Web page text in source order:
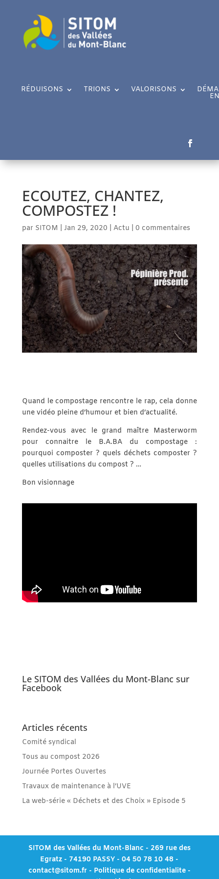
RÉDUISONS TRIONS VALORISONS
ECOUTEZ, CHANTEZ,
COMPOSTEZ !
par SITOM Jan 29, 2020 Actu 0 commentaires
Quand le compostage rencontre le rap, cela donne
une vidéo pleine d’humour et bien d’actualité.
Rendez-vous avec le grand maître Masterworm
pour connaitre le B.A.BA du compostage :
pourquoi composter ? quels déchets composter ?
quelles utilisations du compost ? …
Bon visionnage
Le SITOM des Vallées du Mont-Blanc sur
Facebook
Articles récents
Comité syndical
Tous au compost 2026
Journée Portes Ouvertes
Travaux de maintenance à l’UVE
La web-série « Déchets et des Choix » Episode 5
SITOM des Vallées du Mont-Blanc - 269 rue des
Egratz - 74190 PASSY - 04 50 78 10 48 -
contact@sitom.fr - Politique de confidentialite-